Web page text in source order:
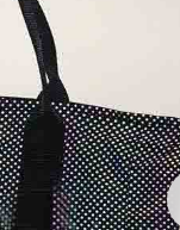
de transferência